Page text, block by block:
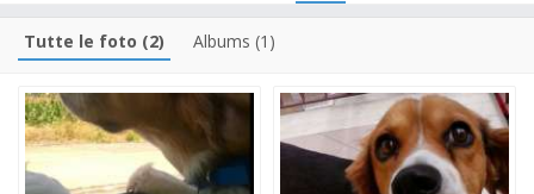
Tutte le foto (2) Albums (1)